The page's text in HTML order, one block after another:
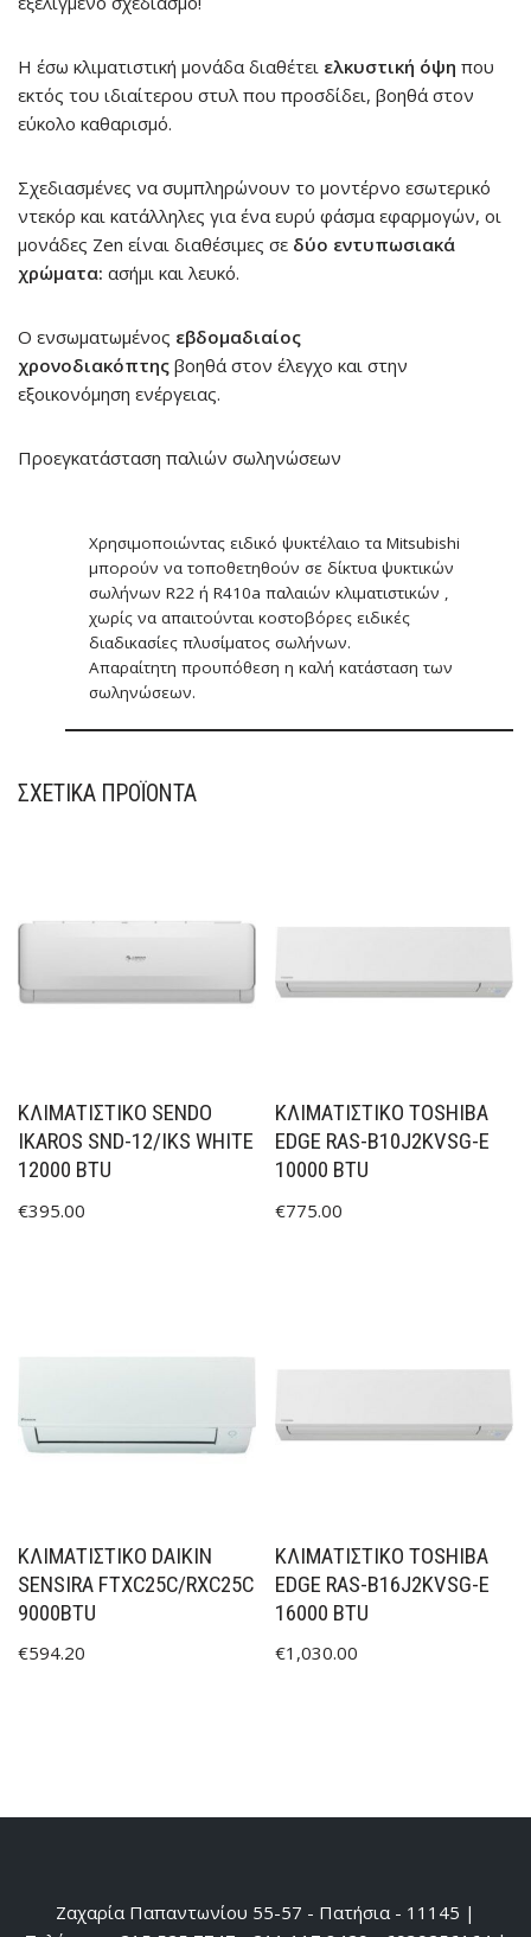
Η έσω κλιματιστική μονάδα διαθέτει ελκυστική όψη που
εκτός του ιδιαίτερου στυλ που προσδίδει, βοηθά στον
εύκολο καθαρισμό.
Σχεδιασμένες να συμπληρώνουν το μοντέρνο εσωτερικό
ντεκόρ και κατάλληλες για ένα ευρύ φάσμα εφαρμογών, οι
μονάδες Zen είναι διαθέσιμες σε δύο εντυπωσιακά
χρώματα: ασήμι και λευκό.
Ο ενσωματωμένος εβδομαδιαίος
χρονοδιακόπτης βοηθά στον έλεγχο και στην
εξοικονόμηση ενέργειας.
Προεγκατάσταση παλιών σωληνώσεων
Χρησιμοποιώντας ειδικό ψυκτέλαιο τα Mitsubishi
μπορούν να τοποθετηθούν σε δίκτυα ψυκτικών
σωλήνων R22 ή R410a παλαιών κλιματιστικών ,
χωρίς να απαιτούνται κοστοβόρες ειδικές
διαδικασίες πλυσίματος σωλήνων.
Απαραίτητη προυπόθεση η καλή κατάσταση των
σωληνώσεων.
ΣΧΕΤΙΚΆ ΠΡΟΪΌΝΤΑ
ΚΛΙΜΑΤΙΣΤΙΚΟ SENDO
IKAROS SND-12/IKS WHITE
12000 BTU
€395.00
ΚΛΙΜΑΤΙΣΤΙΚΟ TOSHIBA
EDGE RAS-B10J2KVSG-E
10000 BTU
€775.00
ΚΛΙΜΑΤΙΣΤΙΚΟ DAIKIN
SENSIRA FTXC25C/RXC25C
9000BTU
€594.20
ΚΛΙΜΑΤΙΣΤΙΚΟ TOSHIBA
EDGE RAS-B16J2KVSG-E
16000 BTU
€1,030.00
Ζαχαρία Παπαντωνίου 55-57 - Πατήσια - 11145 |